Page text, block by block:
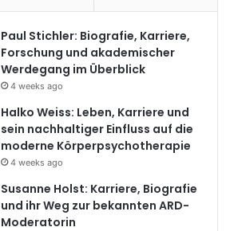
Paul Stichler: Biografie, Karriere,
Forschung und akademischer
Werdegang im Überblick
4 weeks ago
Halko Weiss: Leben, Karriere und
sein nachhaltiger Einfluss auf die
moderne Körperpsychotherapie
4 weeks ago
Susanne Holst: Karriere, Biografie
und ihr Weg zur bekannten ARD-
Moderatorin